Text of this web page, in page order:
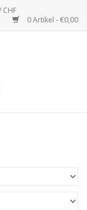
CHF
0 Artikel - €0,00